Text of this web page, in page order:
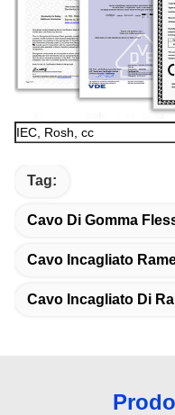
IEC, Rosh, cc
Tag:
Cavo Di Gomma
Cavo Incagliato
Cavo Incagliato Di